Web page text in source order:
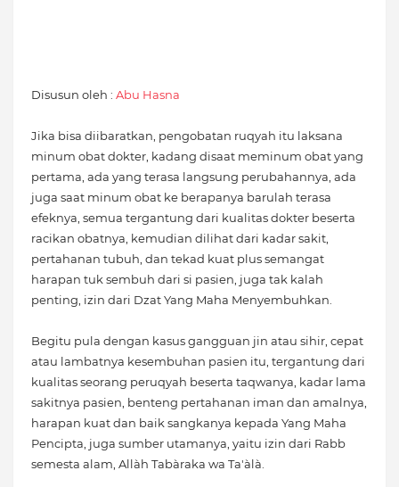
Disusun oleh : Abu Hasna
Jika bisa diibaratkan, pengobatan ruqyah itu laksana
minum obat dokter, kadang disaat meminum obat yang
pertama, ada yang terasa langsung perubahannya, ada
juga saat minum obat ke berapanya barulah terasa
efeknya, semua tergantung dari kualitas dokter beserta
racikan obatnya, kemudian dilihat dari kadar sakit,
pertahanan tubuh, dan tekad kuat plus semangat
harapan tuk sembuh dari si pasien, juga tak kalah
penting, izin dari Dzat Yang Maha Menyembuhkan.
Begitu pula dengan kasus gangguan jin atau sihir, cepat
atau lambatnya kesembuhan pasien itu, tergantung dari
kualitas seorang peruqyah beserta taqwanya, kadar lama
sakitnya pasien, benteng pertahanan iman dan amalnya,
harapan kuat dan baik sangkanya kepada Yang Maha
Pencipta, juga sumber utamanya, yaitu izin dari Rabb
semesta alam, Allàh Tabàraka wa Ta'àlà.